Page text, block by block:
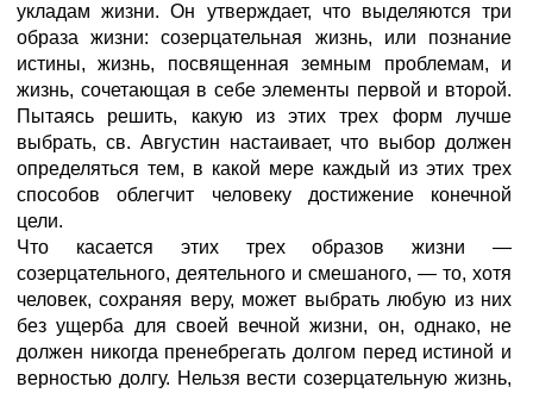
укладам жизни. Он утверждает, что выделяются три
образа жизни: созерцательная жизнь, или познание
истины, жизнь, посвященная земным проблемам, и
жизнь, сочетающая в себе элементы первой и второй.
Пытаясь решить, какую из этих трех форм лучше
выбрать, св. Августин настаивает, что выбор должен
определяться тем, в какой мере каждый из этих трех
способов облегчит человеку достижение конечной
цели.
Что касается этих трех образов жизни —
созерцательного, деятельного и смешаного, — то, хотя
человек, сохраняя веру, может выбрать любую из них
без ущерба для своей вечной жизни, он, однако, не
должен никогда пренебрегать долгом перед истиной и
верностью долгу. Нельзя вести созерцательную жизнь,